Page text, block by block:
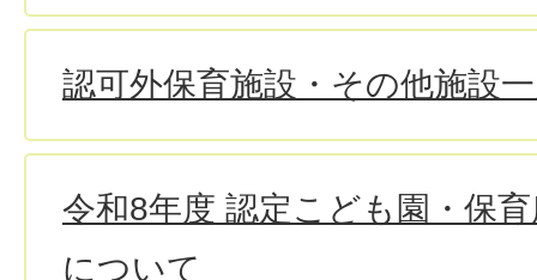
認可外保育施設・その他施設
令和8年度 認定こども園・保
について